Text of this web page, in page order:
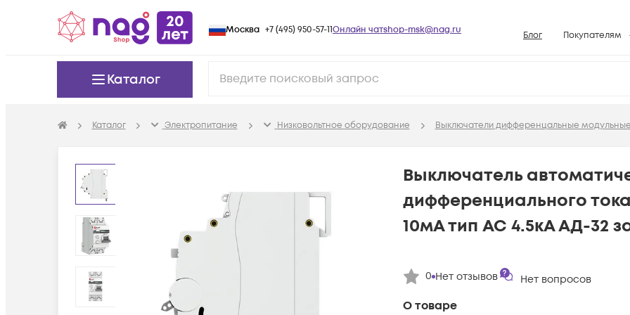
Москва +7 (495) 950-57-11Онлайн чатshop-msk@nag.ru Блог Покупателям
Условия
Возврат
Вопросы и
База знаний
Каталог
Каталог Электропитание Низковольтное оборудование Выключатели дифференцальные модульные
О товаре
Выключатель
дифференциального тока
10мА тип AC 4.5кА АД-32
0 Нет отзывов Нет вопросов